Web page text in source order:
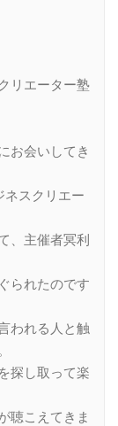
リエーター塾
お会いしてき
ネスクリエー
、主催者冥利
られたのです
われる人と触
探し取って楽
聴こえてきま